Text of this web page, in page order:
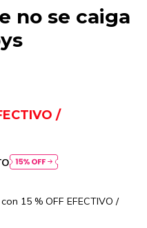
no se caiga
/
15 % OFF EFECTIVO /